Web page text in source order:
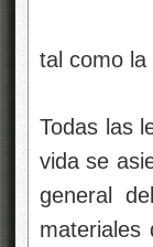
Arriba
tal como la
Todas las
vida se
general
materiales